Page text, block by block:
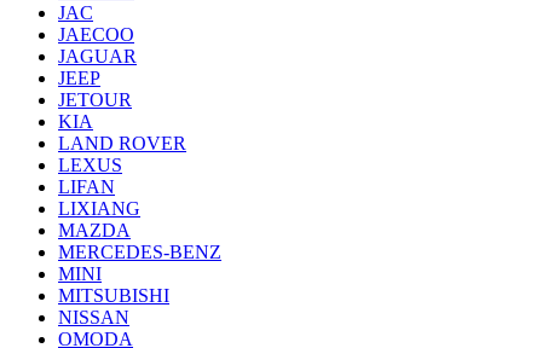
JAC
JAECOO
JAGUAR
JEEP
JETOUR
KIA
LAND ROVER
LEXUS
LIFAN
LIXIANG
MAZDA
MERCEDES-BENZ
MINI
MITSUBISHI
NISSAN
OMODA